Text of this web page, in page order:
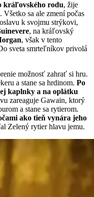
kráľovského rodu, žije
sa ale zmení počas
k svojmu strýkovi,
, na kráľovský
, však v tento
sveta smrteľníkov privolá
možnosť zahrať si hru.
a stane sa hrdinom. Po
kaplnky a na oplátku
zareaguje Gawain, ktorý
a stane sa rytierom.
ako tieň vynára jeho
Zelený rytier hlavu jemu.